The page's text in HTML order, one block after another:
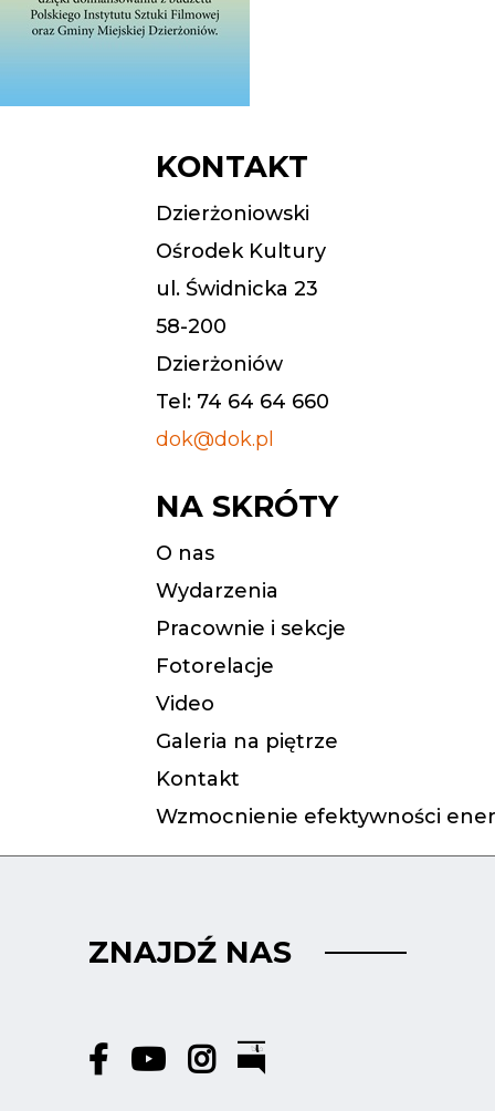
KONTAKT
Dzierżoniowski
Ośrodek Kultury
ul. Świdnicka 23
58-200
Dzierżoniów
Tel: 74 64 64 660
dok@dok.pl
NA SKRÓTY
O nas
Wydarzenia
Pracownie i sekcje
Fotorelacje
Video
Galeria na piętrze
Kontakt
Wzmocnienie efektywności
ZNAJDŹ NAS